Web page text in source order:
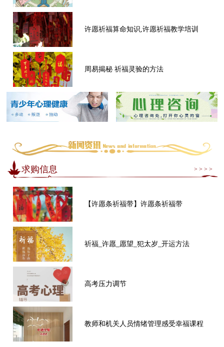
许愿祈福算命知识,许愿祈福教学培训
周易揭秘 祈福灵验的方法
求购信息 > > > >
【许愿条祈福带】许愿条祈福带
祈福_许愿_愿望_犯太岁_开运方法
高考压力调节
教师和机关人员情绪管理感受幸福课程